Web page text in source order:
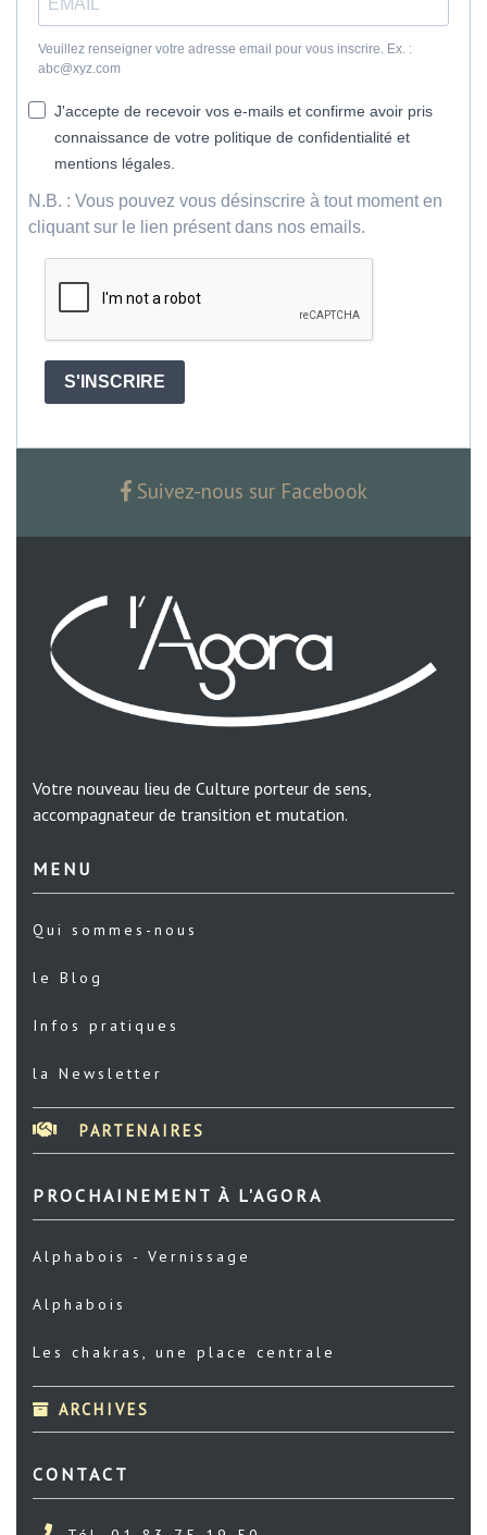
Veuillez renseigner votre adresse email pour vous inscrire. Ex. :
abc@xyz.com
J'accepte de recevoir vos e-mails et confirme avoir pris
connaissance de votre politique de confidentialité et
mentions légales.
N.B. : Vous pouvez vous désinscrire à tout moment en
cliquant sur le lien présent dans nos emails.
S'INSCRIRE
Suivez-nous sur Facebook
Votre nouveau lieu de Culture porteur de sens,
accompagnateur de transition et mutation.
MENU
Qui sommes-nous
le Blog
Infos pratiques
la Newsletter
PARTENAIRES
PROCHAINEMENT À L'AGORA
Alphabois - Vernissage
Alphabois
Les chakras, une place centrale
ARCHIVES
CONTACT